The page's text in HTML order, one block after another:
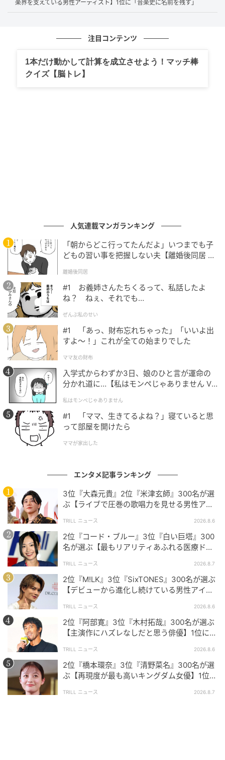
な微笑みが、容易には近づきがたい神秘的なオーラを醸し出し
コメントも多く、その存在感と憧れ度合いは群を抜い
ています。
日本で知らない人はいないと思います。多くの感動を世界に残
した選手であり、日本の誇りです。（24歳／女性）
国民的人気を長年誇っていて、圧倒的な演技があるのに清楚な
一面もあって、誰が見ても高嶺の花だと思います。（55歳／女
性）
清楚そうな見た目と圧倒的知名度で触れてはいけない芸術品の
ように感じます（42歳／女性）
票を集めたのは、それぞれ個性や魅力にあふれた選手
たちばかりでした。「高嶺の花」と言われる理由にも
納得できるコメントばかりですね。これからも彼女た
ち一人ひとりに注目して応援していきたいですね。
※本記事は、自社で募集したアンケートの回答者300名
の意見を集計した結果に基づき制作しています。社会
全体の意見を代表、あるいは断定するものではないこ
とを、あらかじめご了承ください。
※記事内の情報は執筆時点の内容です。
※コメントは原文ママ
※本記事は自社で募集したアンケートの回答結果をも
とにAIが本文を作成しておりますが、社内確認の後公
開を行っています。
調査方法：インターネットサービスによる任意回答
楽界を支えている男性アーティスト】1位に「音楽史に名前を残す」
注目コンテンツ
1本だけ動かして計算を成立させよう！マッチ棒
クイズ【脳トレ】
人気連載マンガランキング
「朝からどこ行ってたんだよ」いつまでも子
どもの習い事を把握しない夫【離婚後同居 Vo
離婚後同居
#1 お義姉さんたちくるって、私話したよ
ね？ ねぇ、それでも…
ぜんぶ私のせい
#1 「あっ、財布忘れちゃった」「いいよ出
すよ〜！」これが全ての始まりでした
ママ友の財布
入学式からわずか3日、娘のひと言が運命の
分かれ道に…【私はモンペじゃありません Vo
私はモンペじゃありません
#1 「ママ、生きてるよね？」寝ていると思
って部屋を開けたら
ママが家出した
エンタメ記事ランキング
3位『大森元貴』2位『米津玄師』300名が選
ぶ【ライブで圧巻の歌唱力を見せる男性アー
TRILL ニュース 2026.8.6
2位『コード・ブルー』3位『白い巨塔』300
名が選ぶ【最もリアリティあふれる医療ドラ
TRILL ニュース 2026.8.7
2位『M!LK』3位『SixTONES』300名が選ぶ
【デビューから進化し続けている男性アイド
TRILL ニュース 2026.8.6
2位『阿部寛』3位『木村拓哉』300名が選ぶ
【主演作にハズレなしだと思う俳優】1位に
TRILL ニュース 2026.8.6
2位『橋本環奈』3位『清野菜名』300名が選
ぶ【再現度が最も高いキングダム女優】1位に
TRILL ニュース 2026.8.7